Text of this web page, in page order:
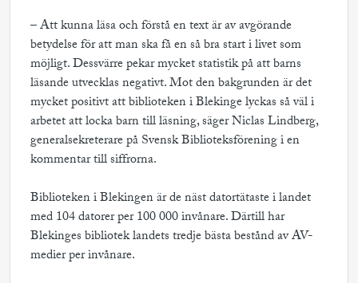
– Att kunna läsa och förstå en text är av avgörande
betydelse för att man ska få en så bra start i livet som
möjligt. Dessvärre pekar mycket statistik på att barns
läsande utvecklas negativt. Mot den bakgrunden är det
mycket positivt att biblioteken i Blekinge lyckas så väl i
arbetet att locka barn till läsning, säger Niclas Lindberg,
generalsekreterare på Svensk Biblioteksförening i en
kommentar till siffrorna.
Biblioteken i Blekingen är de näst datortätaste i landet
med 104 datorer per 100 000 invånare. Därtill har
Blekinges bibliotek landets tredje bästa bestånd av AV-
medier per invånare.